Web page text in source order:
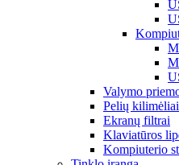
Valymo
Pelių kilimėliai
Ekranų filtrai
Klaviatūros
Kompiuterio